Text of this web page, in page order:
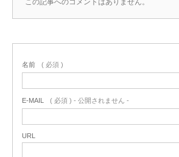
この記事へのコメントはありません。
名前 ( 必須 )
E-MAIL ( 必須 ) - 公開されません -
URL